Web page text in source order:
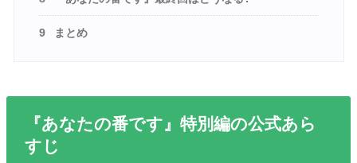
9 まとめ
『あなたの番です』特別編の公式あら
すじ